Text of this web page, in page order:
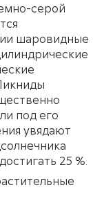
серой
шаровидные
под его
увядают
25 %.